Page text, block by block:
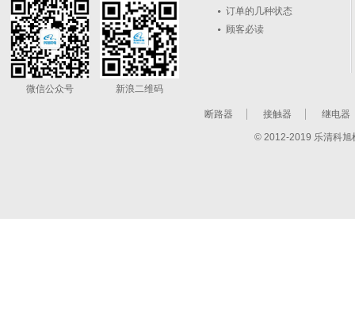
微信公众号 新浪二维码
订单的几种状态
顾客必读
断路器 接触器 继电器
© 2012-2019 乐清科旭